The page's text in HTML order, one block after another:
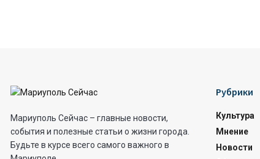
Мариуполь Сейчас – главные новости,
события и полезные статьи о жизни города.
Будьте в курсе всего самого важного в
Рубрики
Культура
Мнение
Новости